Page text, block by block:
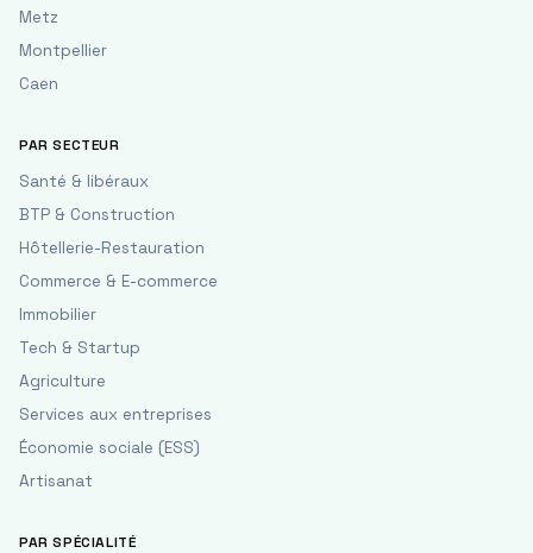
Metz
Montpellier
Caen
PAR SECTEUR
Santé & libéraux
BTP & Construction
Hôtellerie-Restauration
Commerce & E-commerce
Immobilier
Tech & Startup
Agriculture
Services aux entreprises
Économie sociale (ESS)
Artisanat
PAR SPÉCIALITÉ